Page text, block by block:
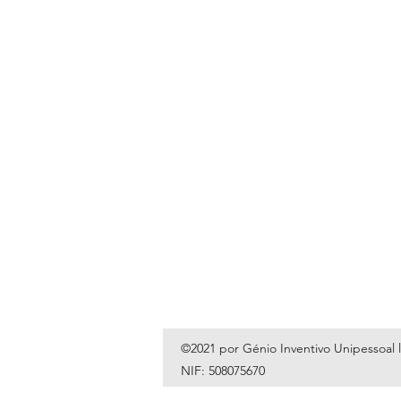
©2021 por Génio Inventivo Unipessoal
NIF: 508075670